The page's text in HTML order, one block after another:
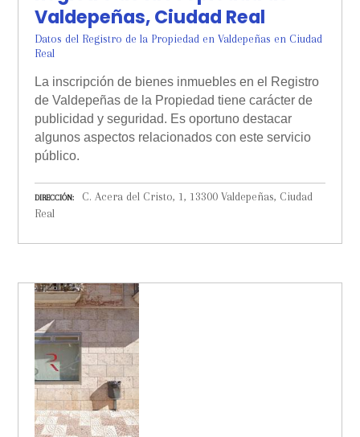
Valdepeñas, Ciudad Real
Datos del Registro de la Propiedad en Valdepeñas en Ciudad
Real
La inscripción de bienes inmuebles en el Registro
de Valdepeñas de la Propiedad tiene carácter de
publicidad y seguridad. Es oportuno destacar
algunos aspectos relacionados con este servicio
público.
DIRECCIÓN
C. Acera del Cristo, 1, 13300 Valdepeñas, Ciudad
Real